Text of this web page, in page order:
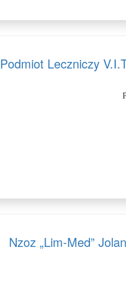
Podmiot Leczniczy
Nzoz „Lim-Med”